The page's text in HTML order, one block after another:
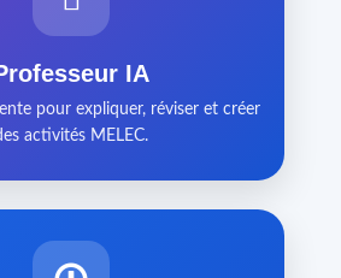
IA
pour expliquer, réviser et créer
activités MELEC.